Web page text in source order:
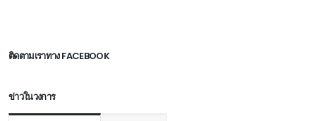
ติดตามเราทาง FACEBOOK
ข่าวในวงการ